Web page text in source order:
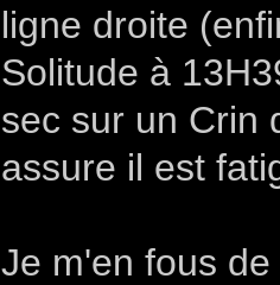
ligne droite
Solitude à
sec sur un Crin
assure il est
Je m'en fous